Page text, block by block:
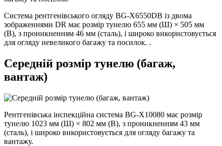
Система рентгенівського огляду BG-X6550DB із двома
зображеннями DR має розмір тунелю 655 мм (Ш) × 505 мм
(В), з проникненням 46 мм (сталь), і широко використовується
для огляду невеликого багажу та посилок. .
Середній розмір тунелю (багаж,
вантаж)
Рентгенівська інспекційна система BG-X10080 має розмір
тунелю 1023 мм (Ш) × 802 мм (В), з проникненням 43 мм
(сталь), і широко використовується для огляду багажу та
вантажу.